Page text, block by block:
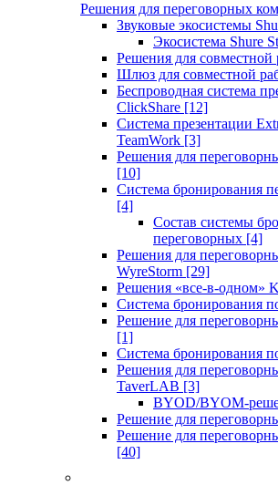
Решения для переговорных
Звуковые экосистемы
Экосистема Shure
Решения для
Шлюз для совместной
Беспроводная система
ClickShare [12]
Система презентации
TeamWork [3]
Решения для
[10]
Система бронирования
[4]
Состав системы
переговорных [4]
Решения для
WyreStorm [29]
Решения «все-в-одном»
Система бронирования
Решение для
[1]
Система бронирования
Решения для
TaverLAB [3]
BYOD/BYOM-
Решение для
Решение для
[40]